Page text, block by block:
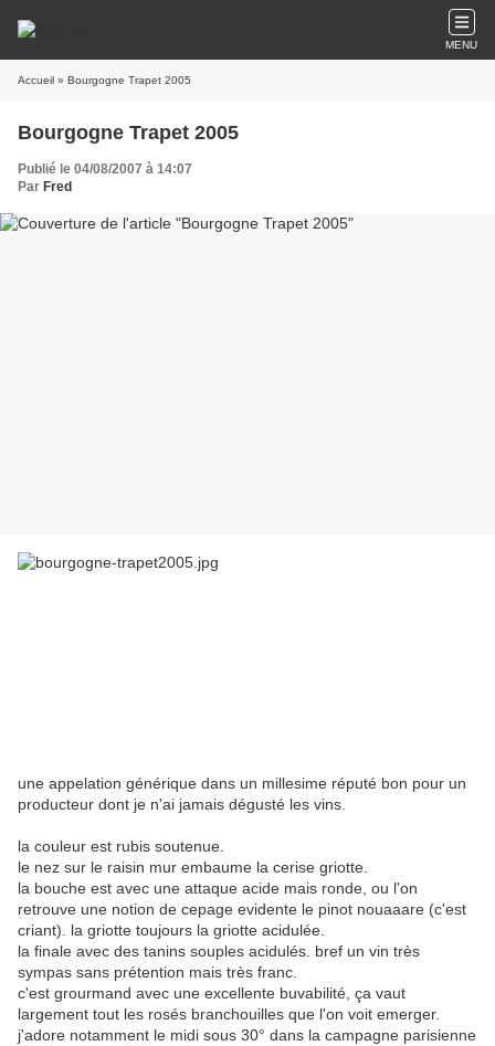
MENU
Accueil » Bourgogne Trapet 2005
Bourgogne Trapet 2005
Publié le 04/08/2007 à 14:07
Par Fred
une appelation générique dans un millesime réputé bon pour un
producteur dont je n'ai jamais dégusté les vins.
la couleur est rubis soutenue.
le nez sur le raisin mur embaume la cerise griotte.
la bouche est avec une attaque acide mais ronde, ou l'on
retrouve une notion de cepage evidente le pinot nouaaare (c'est
criant). la griotte toujours la griotte acidulée.
la finale avec des tanins souples acidulés. bref un vin très
sympas sans prétention mais très franc.
c'est grourmand avec une excellente buvabilité, ça vaut
largement tout les rosés branchouilles que l'on voit emerger.
j'adore notamment le midi sous 30° dans la campagne parisienne